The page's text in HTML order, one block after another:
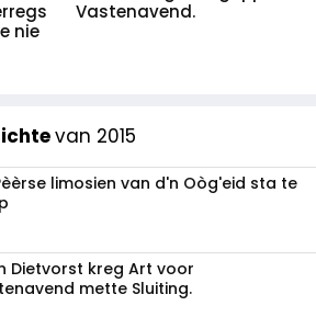
nie
Vastenavend.
van 2015
limosien van d'n Oòg'eid sta te
Dietvorst kreg Art voor
mette Sluiting.